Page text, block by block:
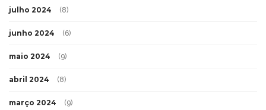
julho 2024 (8)
junho 2024 (6)
maio 2024 (9)
abril 2024 (8)
março 2024 (9)